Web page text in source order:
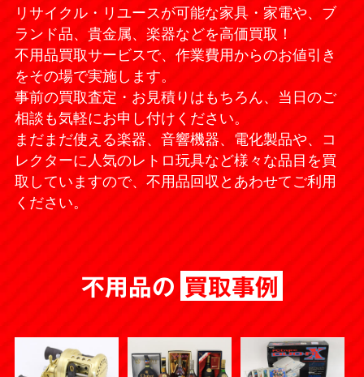
リサイクル・リユースが可能な家具・家電や、ブ
ランド品、貴金属、楽器などを高価買取！
不用品買取サービスで、作業費用からのお値引き
をその場で実施します。
事前の買取査定・お見積りはもちろん、当日のご
相談も気軽にお申し付けください。
まだまだ使える楽器、音響機器、電化製品や、コ
レクターに人気のレトロ玩具など様々な品目を買
取していますので、不用品回収とあわせてご利用
ください。
不用品の 買取事例